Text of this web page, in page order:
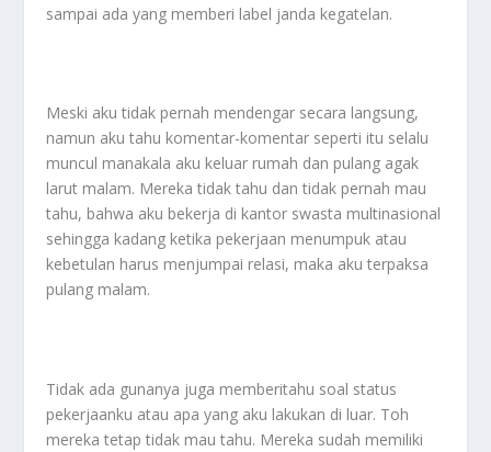
sampai ada yang memberi label janda kegatelan.
Meski aku tidak pernah mendengar secara langsung,
namun aku tahu komentar-komentar seperti itu selalu
muncul manakala aku keluar rumah dan pulang agak
larut malam. Mereka tidak tahu dan tidak pernah mau
tahu, bahwa aku bekerja di kantor swasta multinasional
sehingga kadang ketika pekerjaan menumpuk atau
kebetulan harus menjumpai relasi, maka aku terpaksa
pulang malam.
Tidak ada gunanya juga memberitahu soal status
pekerjaanku atau apa yang aku lakukan di luar. Toh
mereka tetap tidak mau tahu. Mereka sudah memiliki